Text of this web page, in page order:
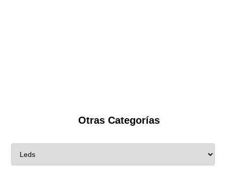
Otras Categorías